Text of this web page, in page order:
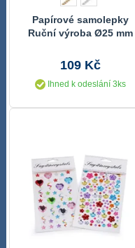
Papírové samolepky
Ruční výroba Ø25 mm
109 Kč
Ihned k odeslání 3ks